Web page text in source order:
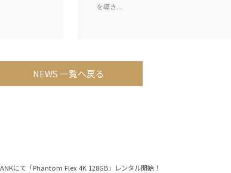
を導き...
NEWS 一覧へ戻る
にて「Phantom Flex 4K 128GB」レンタル開始！